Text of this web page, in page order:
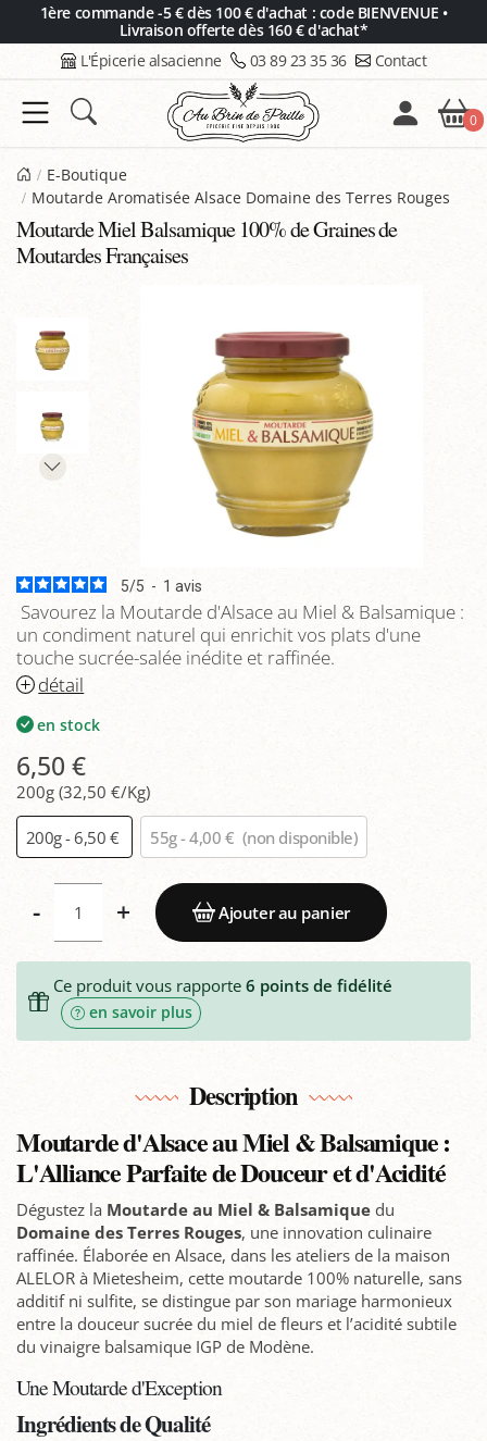
1ère commande -5 € dès 100 € d'achat : code BIENVENUE •
Livraison offerte dès 160 € d'achat*
L'Épicerie alsacienne 03 89 23 35 36 Contact
0
E-Boutique
Moutarde Aromatisée Alsace Domaine des Terres Rouges
Moutarde Miel Balsamique 100% de Graines de
Moutardes Françaises
5/5 - 1 avis
Savourez la Moutarde d'Alsace au Miel & Balsamique :
un condiment naturel qui enrichit vos plats d'une
touche sucrée-salée inédite et raffinée.
détail
en stock
6,50 €
200g (32,50 €/Kg)
200g - 6,50 € 55g - 4,00 € (non disponible)
- + Ajouter au panier
Ce produit vous rapporte 6 points de fidélité
en savoir plus
Description
Moutarde d'Alsace au Miel & Balsamique :
L'Alliance Parfaite de Douceur et d'Acidité
Dégustez la Moutarde au Miel & Balsamique du
Domaine des Terres Rouges, une innovation culinaire
raffinée. Élaborée en Alsace, dans les ateliers de la maison
ALELOR à Mietesheim, cette moutarde 100% naturelle, sans
additif ni sulfite, se distingue par son mariage harmonieux
entre la douceur sucrée du miel de fleurs et l’acidité subtile
du vinaigre balsamique IGP de Modène.
Une Moutarde d'Exception
Ingrédients de Qualité
Panneau de gestion des cookies